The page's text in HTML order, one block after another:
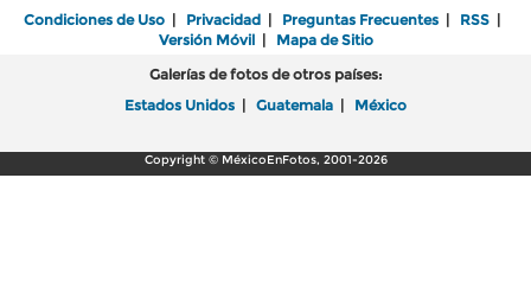
Condiciones de Uso | Privacidad | Preguntas Frecuentes | RSS |
Versión Móvil| Mapa de Sitio
Galerías de fotos de otros países:
Estados Unidos | Guatemala | México
Copyright © MéxicoEnFotos, 2001-2026